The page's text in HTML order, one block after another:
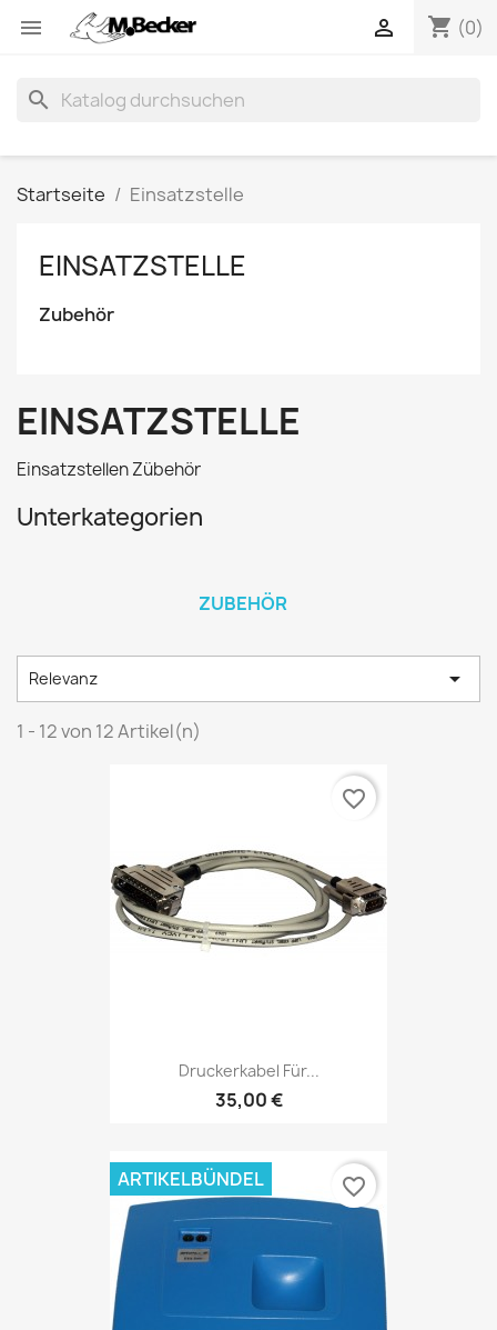
 shopping_cart (0)

search
Startseite Einsatzstelle
EINSATZSTELLE
Zubehör
EINSATZSTELLE
Einsatzstellen Zübehör
Unterkategorien
ZUBEHÖR
Relevanz 
1 - 12 von 12 Artikel(n)
Druckerkabel Für...
35,00 €
favorite_border
ARTIKELBÜNDEL favorite_border